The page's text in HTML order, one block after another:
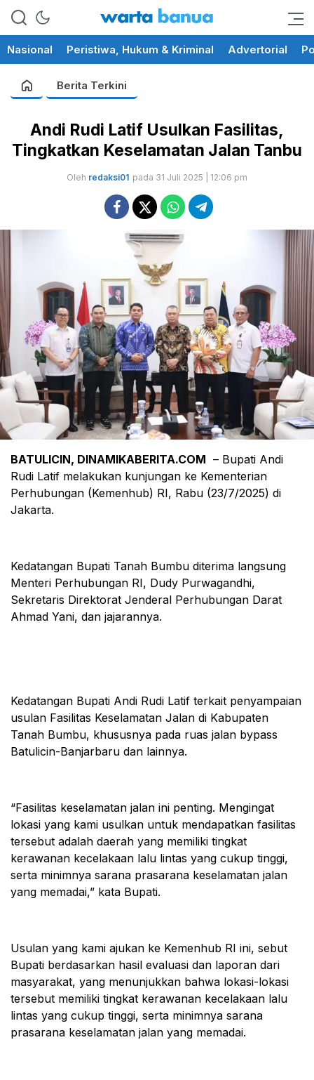
wartabanua.com
memberikan informasi yang
Nasional Peristiwa, Hukum & Kriminal Advertorial
Berita Terkini
Andi Rudi Latif Usulkan Fasilitas,
Tingkatkan Keselamatan Jalan Tanbu
Oleh redaksi01 pada 31 Juli 2025 | 12:06 pm
BATULICIN, DINAMIKABERITA.COM – Bupati Andi
Rudi Latif melakukan kunjungan ke Kementerian
Perhubungan (Kemenhub) RI, Rabu (23/7/2025) di
Jakarta.
Kedatangan Bupati Tanah Bumbu diterima langsung
Menteri Perhubungan RI, Dudy Purwagandhi,
Sekretaris Direktorat Jenderal Perhubungan Darat
Ahmad Yani, dan jajarannya.
Kedatangan Bupati Andi Rudi Latif terkait penyampaian
usulan Fasilitas Keselamatan Jalan di Kabupaten
Tanah Bumbu, khususnya pada ruas jalan bypass
Batulicin-Banjarbaru dan lainnya.
“Fasilitas keselamatan jalan ini penting. Mengingat
lokasi yang kami usulkan untuk mendapatkan fasilitas
tersebut adalah daerah yang memiliki tingkat
kerawanan kecelakaan lalu lintas yang cukup tinggi,
serta minimnya sarana prasarana keselamatan jalan
yang memadai,” kata Bupati.
Usulan yang kami ajukan ke Kemenhub RI ini, sebut
Bupati berdasarkan hasil evaluasi dan laporan dari
masyarakat, yang menunjukkan bahwa lokasi-lokasi
tersebut memiliki tingkat kerawanan kecelakaan lalu
lintas yang cukup tinggi, serta minimnya sarana
prasarana keselamatan jalan yang memadai.